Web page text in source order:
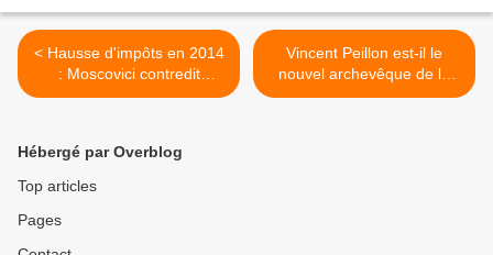
< Hausse d'impôts en 2014
: Moscovici contredit
Hollande
Vincent Peillon est-il le
nouvel archevêque de la
religion du genre ? >
Hébergé par Overblog
Top articles
Pages